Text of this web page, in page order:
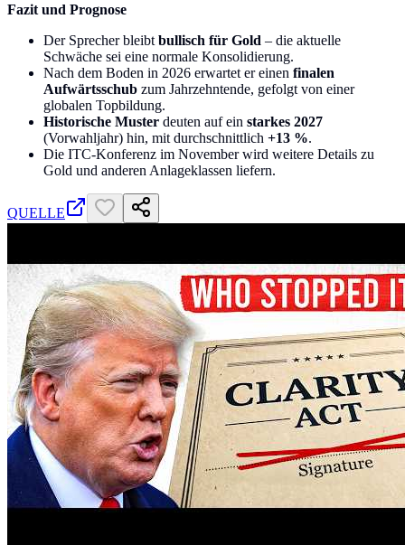
Fazit und Prognose
Der Sprecher bleibt bullisch für Gold – die aktuelle
Schwäche sei eine normale Konsolidierung.
Nach dem Boden in 2026 erwartet er einen finalen
Aufwärtsschub zum Jahrzehntende, gefolgt von einer
globalen Topbildung.
Historische Muster deuten auf ein starkes 2027
(Vorwahljahr) hin, mit durchschnittlich +13 %.
Die ITC-Konferenz im November wird weitere Details zu
Gold und anderen Anlageklassen liefern.
QUELLE